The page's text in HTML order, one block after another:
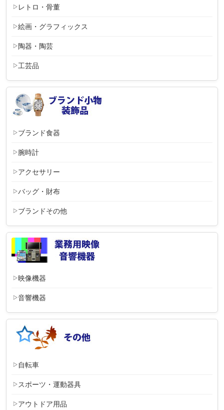
レトロ・骨董
絵画・グラフィックス
陶器・陶芸
工芸品
ブランド食器
腕時計
アクセサリー
バッグ・財布
ブランドその他
映像機器
音響機器
自転車
スポーツ・運動器具
アウトドア用品